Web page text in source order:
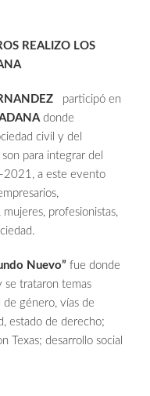
REALIZO LOS
participó en
donde
civil y del
para integrar del
2021, a este evento
profesionistas,
Nuevo” fue donde
se trataron temas
género, vías de
estado de derecho;
Texas; desarrollo social